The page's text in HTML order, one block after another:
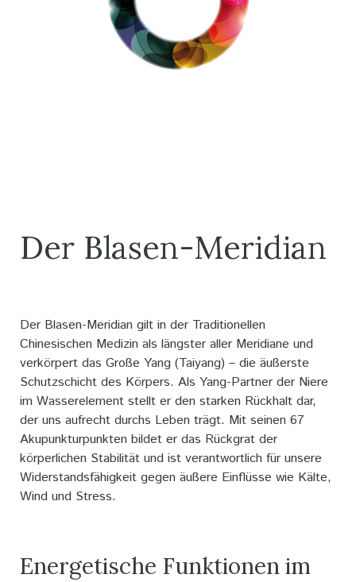
Der Blasen-Meridian
Der Blasen-Meridian gilt in der Traditionellen
Chinesischen Medizin als längster aller Meridiane und
verkörpert das Große Yang (Taiyang) – die äußerste
Schutzschicht des Körpers. Als Yang-Partner der Niere
im Wasserelement stellt er den starken Rückhalt dar,
der uns aufrecht durchs Leben trägt. Mit seinen 67
Akupunkturpunkten bildet er das Rückgrat der
körperlichen Stabilität und ist verantwortlich für unsere
Widerstandsfähigkeit gegen äußere Einflüsse wie Kälte,
Wind und Stress.
Energetische Funktionen im